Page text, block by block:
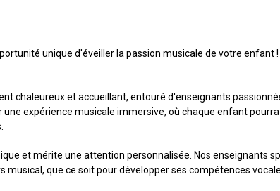
unique d'éveiller la passion musicale de votre enfant
chaleureux et accueillant, entouré d'enseignants
expérience musicale immersive, où chaque enfant
et mérite une attention personnalisée. Nos enseignants
que ce soit pour développer ses compétences